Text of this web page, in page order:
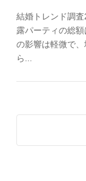
結婚トレンド調
露パーティの総
の影響は軽微で
ら...